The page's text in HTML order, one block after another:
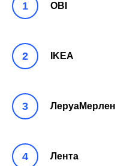
OBI
IKEA
ЛеруаМерлен
Лента